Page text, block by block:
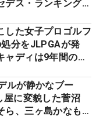
デス・ランキング番
した女子プロゴルフ
分をJLPGAが発
ディは9年間の立
ルが静かなブー
に変貌した菅沼
ら、三ヶ島かなも使